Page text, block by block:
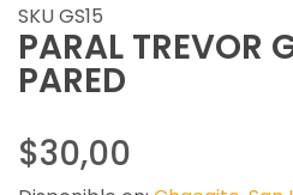
SKU GS15
PARAL TREVOR
PARED
$30,00